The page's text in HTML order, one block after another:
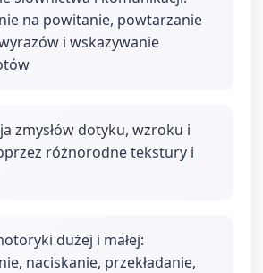
na powitanie, powtarzanie
i wskazywanie
zmysłów dotyku, wzroku i
różnorodne tekstury i
dużej i małej:
naciskanie, przekładanie,